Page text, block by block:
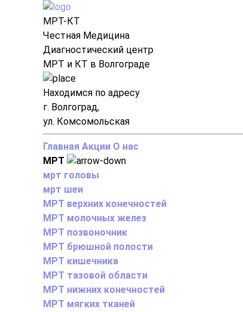
МРТ-КТ
Честная Медицина
Диагностический центр
МРТ и КТ в Волгограде
Находимся по адресу
г. Волгоград,
ул. Комсомольская
Главная Акции О нас
МРТ
мрт головы
мрт шеи
МРТ верхних конечностей
МРТ молочных желез
МРТ позвоночник
МРТ брюшной полости
МРТ кишечника
МРТ тазовой области
МРТ нижних конечностей
МРТ мягких тканей